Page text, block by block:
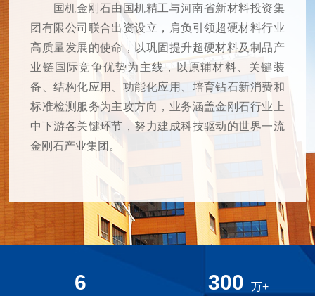
国机金刚石由国机精工与河南省新材料投资集
团有限公司联合出资设立，肩负引领超硬材料行业
高质量发展的使命，以巩固提升超硬材料及制品产
业链国际竞争优势为主线，以原辅材料、关键装
备、结构化应用、功能化应用、培育钻石新消费和
标准检测服务为主攻方向，业务涵盖金刚石行业上
中下游各关键环节，努力建成科技驱动的世界一流
金刚石产业集团。
6 300 万+